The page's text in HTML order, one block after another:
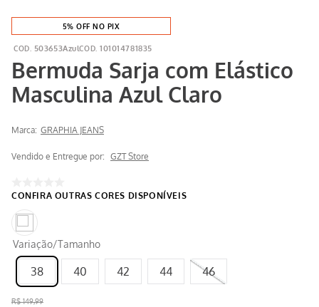
5% OFF NO PIX
503653Azul 101014781835
Bermuda Sarja com Elástico
Masculina Azul Claro
Marca: GRAPHIA JEANS
Vendido e Entregue por: GZT Store
Variação/Tamanho
38 40 42 44 46
R$ 149,99